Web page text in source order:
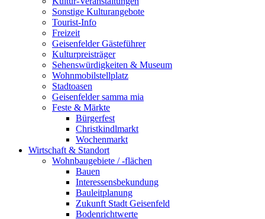
Sonstige Kulturangebote
Tourist-Info
Freizeit
Geisenfelder Gästeführer
Kulturpreisträger
Sehenswürdigkeiten & Museum
Wohnmobilstellplatz
Stadtoasen
Geisenfelder samma mia
Feste & Märkte
Bürgerfest
Christkindlmarkt
Wochenmarkt
Wirtschaft & Standort
Wohnbaugebiete / -flächen
Bauen
Interessensbekundung
Bauleitplanung
Zukunft Stadt Geisenfeld
Bodenrichtwerte